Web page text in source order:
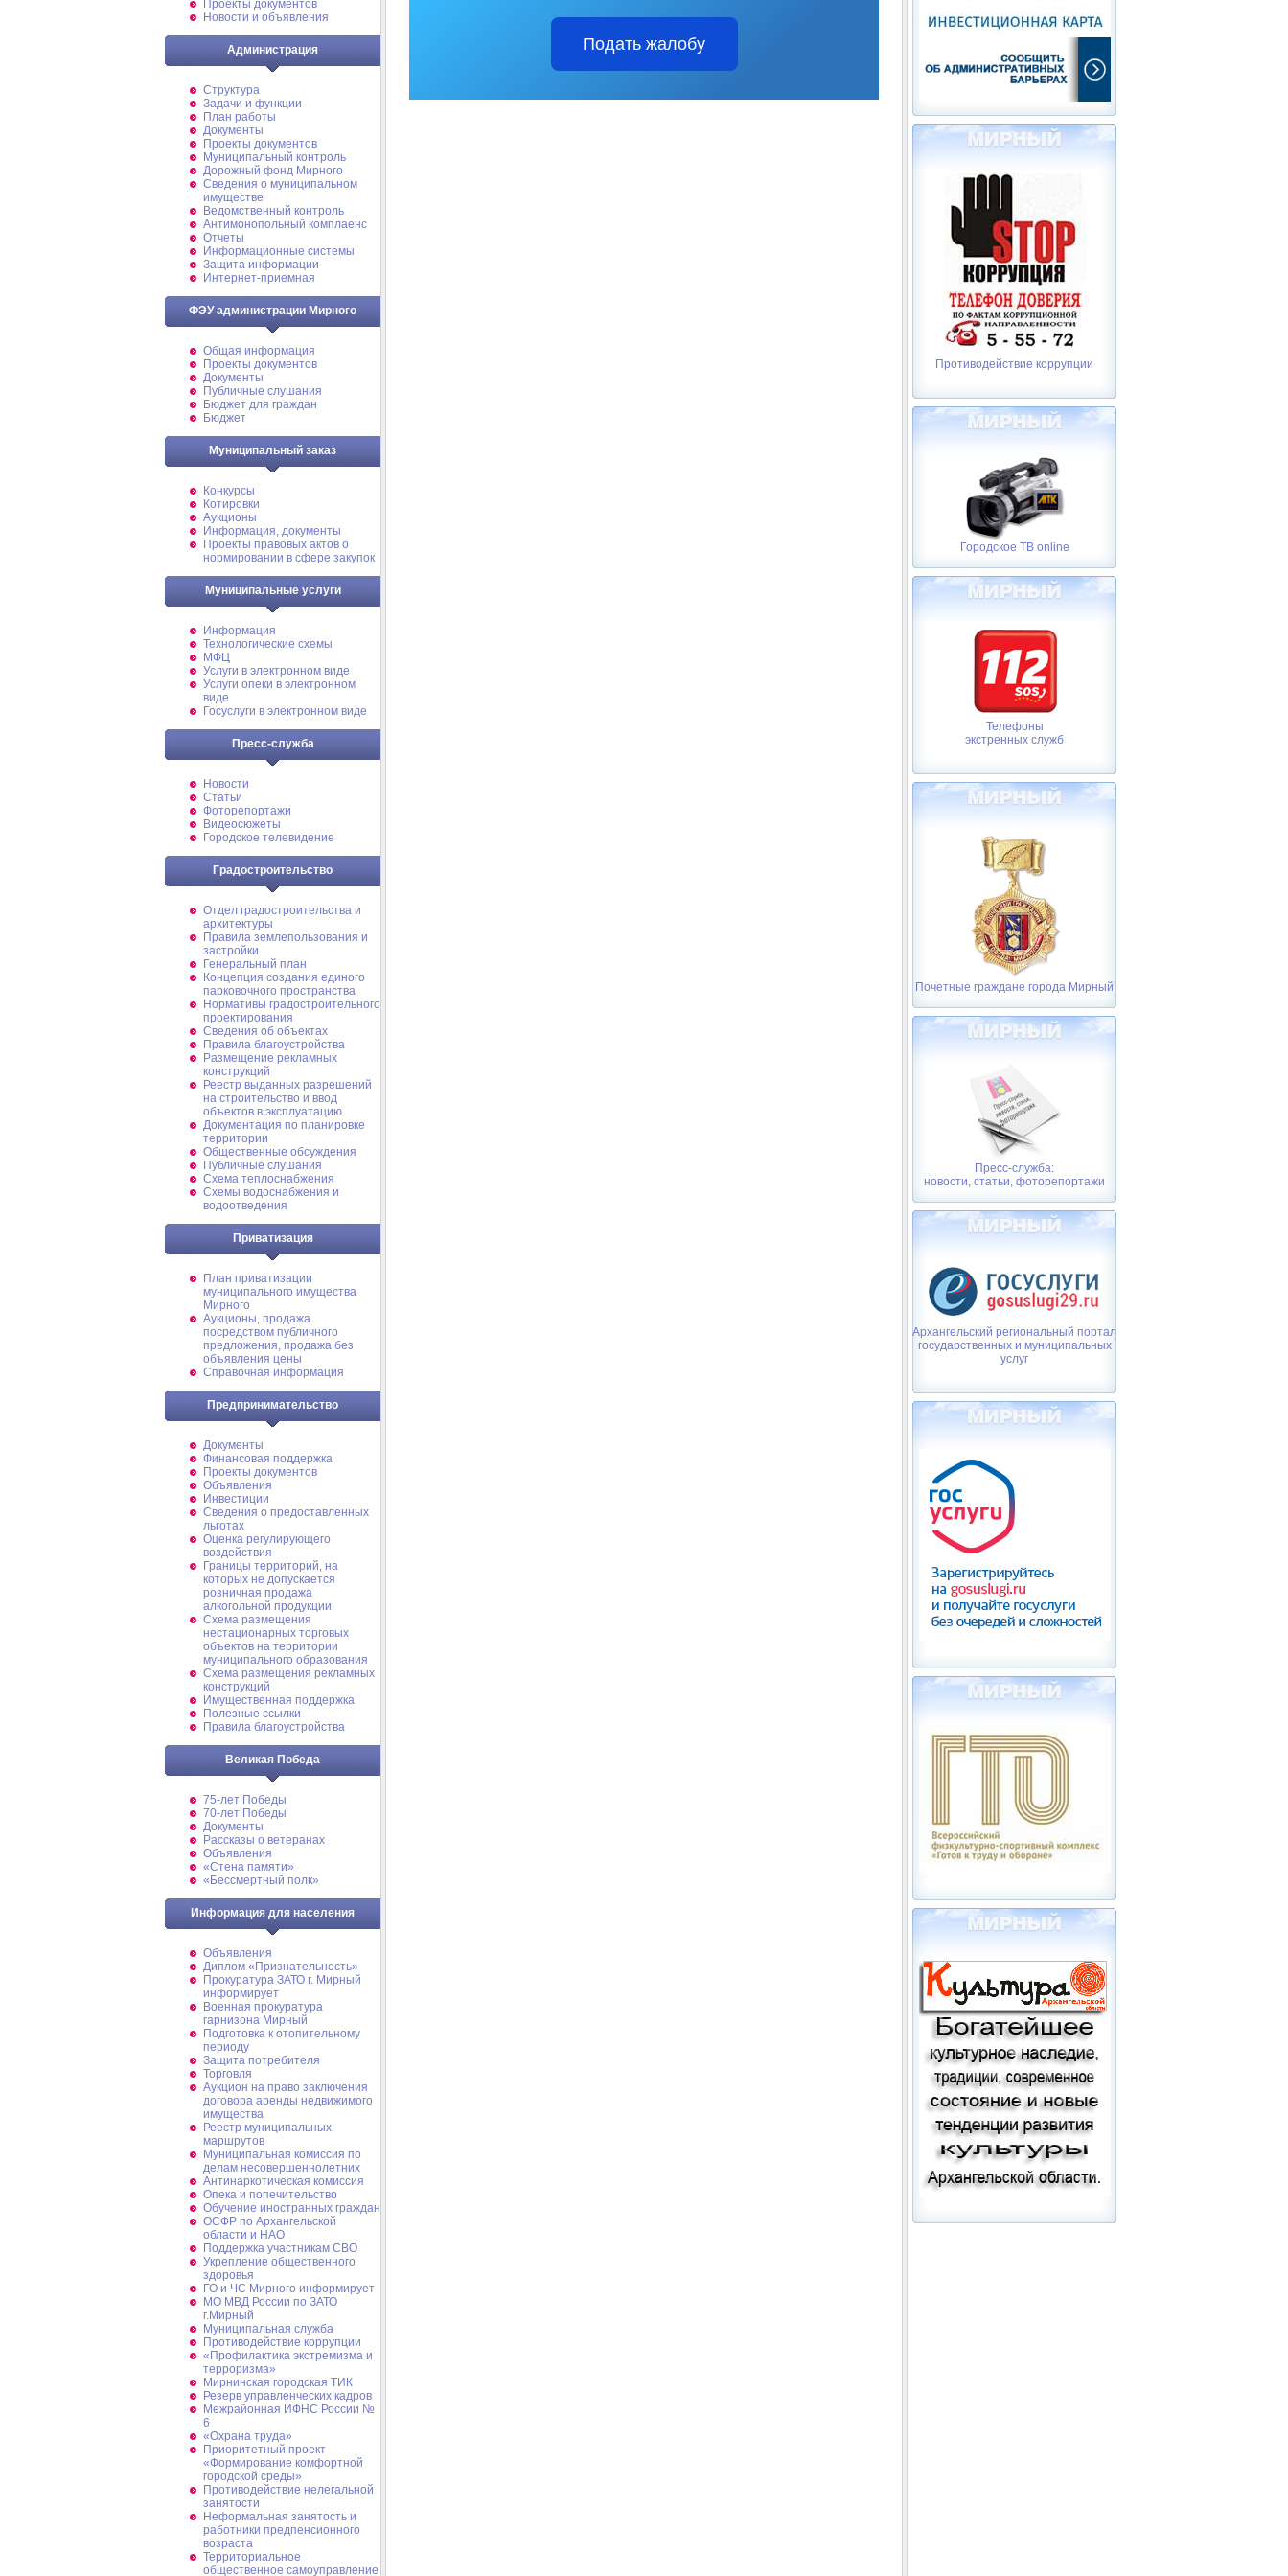
Проекты документов
Новости и объявления
Администрация
Структура
Задачи и функции
План работы
Документы
Проекты документов
Муниципальный контроль
Дорожный фонд Мирного
Cведения о муниципальном
имуществе
Ведомственный контроль
Антимонопольный комплаенс
Отчеты
Информационные системы
Защита информации
Интернет-приемная
ФЭУ администрации Мирного
Общая информация
Проекты документов
Документы
Публичные слушания
Бюджет для граждан
Бюджет
Муниципальный заказ
Конкурсы
Котировки
Аукционы
Информация, документы
Проекты правовых актов о
нормировании в сфере закупок
Муниципальные услуги
Информация
Технологические схемы
МФЦ
Услуги в электронном виде
Услуги опеки в электронном
виде
Госуслуги в электронном виде
Пресс-служба
Новости
Статьи
Фоторепортажи
Видеосюжеты
Городское телевидение
Градостроительство
Отдел градостроительства и
архитектуры
Правила землепользования и
застройки
Генеральный план
Концепция создания единого
парковочного пространства
Нормативы градостроительного
проектирования
Сведения об объектах
Правила благоустройства
Размещение рекламных
конструкций
Реестр выданных разрешений
на строительство и ввод
объектов в эксплуатацию
Документация по планировке
территории
Общественные обсуждения
Публичные слушания
Схема теплоснабжения
Схемы водоснабжения и
водоотведения
Приватизация
План приватизации
муниципального имущества
Мирного
Аукционы, продажа
посредством публичного
предложения, продажа без
объявления цены
Справочная информация
Предпринимательство
Документы
Финансовая поддержка
Проекты документов
Объявления
Инвестиции
Сведения о предоставленных
льготах
Оценка регулирующего
воздействия
Границы территорий, на
которых не допускается
розничная продажа
алкогольной продукции
Схема размещения
нестационарных торговых
объектов на территории
муниципального образования
Схема размещения рекламных
конструкций
Имущественная поддержка
Полезные ссылки
Правила благоустройства
Великая Победа
75-лет Победы
70-лет Победы
Документы
Рассказы о ветеранах
Объявления
«Стена памяти»
«Бессмертный полк»
Информация для населения
Объявления
Диплом «Признательность»
Прокуратура ЗАТО г. Мирный
информирует
Военная прокуратура
гарнизона Мирный
Подготовка к отопительному
периоду
Защита потребителя
Торговля
Аукцион на право заключения
договора аренды недвижимого
имущества
Реестр муниципальных
маршрутов
Муниципальная комиссия по
делам несовершеннолетних
Антинаркотическая комиссия
Опека и попечительство
Обучение иностранных граждан
ОСФР по Архангельской
области и НАО
Поддержка участникам СВО
Укрепление общественного
здоровья
ГО и ЧС Мирного информирует
МО МВД России по ЗАТО
г.Мирный
Муниципальная cлужба
Противодействие коррупции
«Профилактика экстремизма и
терроризма»
Мирнинская городская ТИК
Резерв управленческих кадров
Межрайонная ИФНС России №
6
«Охрана труда»
Приоритетный проект
«Формирование комфортной
городской среды»
Противодействие нелегальной
занятости
Неформальная занятость и
работники предпенсионного
возраста
Территориальное
общественное самоуправление
Подать жалобу
Противодействие коррупции
Городское ТВ online
Телефоны
экстренных служб
Почетные граждане города Мирный
Пресс-служба:
новости, статьи, фоторепортажи
Архангельский региональный портал
государственных и муниципальных
услуг